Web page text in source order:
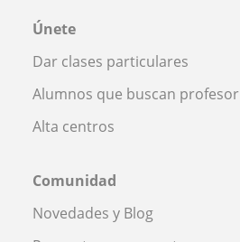
Únete
Dar clases particulares
Alumnos que buscan profesor
Alta centros
Comunidad
Novedades y Blog